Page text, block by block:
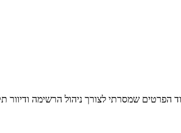
הפרטים שמסרתי לצורך ניהול הרשימה ודיוור